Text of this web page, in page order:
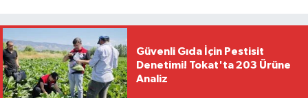
Güvenli Gıda İçin Pestisit
Denetimi! Tokat'ta 203 Ürüne
Analiz